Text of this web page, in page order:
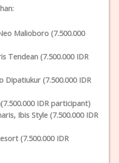
Malioboro (7.500.000
Tendean (7.500.000 IDR
Dipatiukur (7.500.000 IDR
IDR participant)
Ibis Style (7.500.000 IDR
(7.500.000 IDR